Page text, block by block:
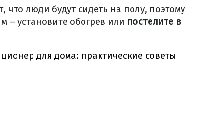
что люди будут сидеть на полу, поэтому
– установите обогрев или постелите в
для дома: практические советы